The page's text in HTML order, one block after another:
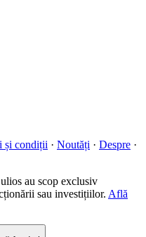
și condiții · Noutăți · Despre ·
au scop exclusiv
sau investițiilor. Află